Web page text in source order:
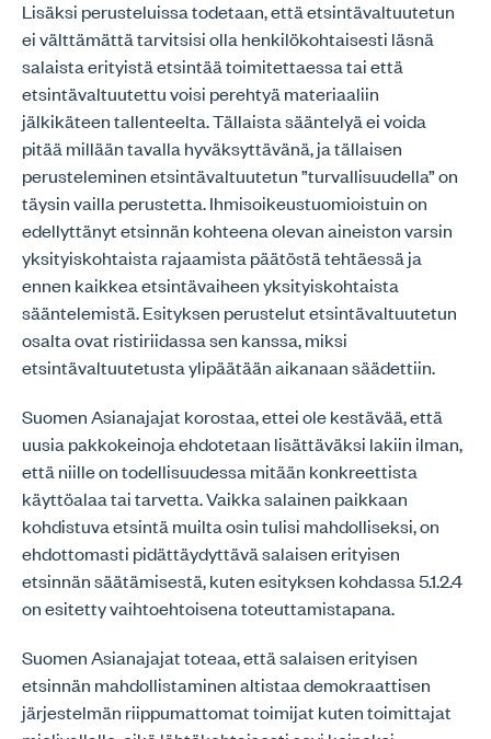
Lisäksi perusteluissa todetaan, että etsintävaltuutetun
ei välttämättä tarvitsisi olla henkilökohtaisesti läsnä
salaista erityistä etsintää toimitettaessa tai että
etsintävaltuutettu voisi perehtyä materiaaliin
jälkikäteen tallenteelta. Tällaista sääntelyä ei voida
pitää millään tavalla hyväksyttävänä, ja tällaisen
perusteleminen etsintävaltuutetun ”turvallisuudella” on
täysin vailla perustetta. Ihmisoikeustuomioistuin on
edellyttänyt etsinnän kohteena olevan aineiston varsin
yksityiskohtaista rajaamista päätöstä tehtäessä ja
ennen kaikkea etsintävaiheen yksityiskohtaista
sääntelemistä. Esityksen perustelut etsintävaltuutetun
osalta ovat ristiriidassa sen kanssa, miksi
etsintävaltuutetusta ylipäätään aikanaan säädettiin.
Suomen Asianajajat korostaa, ettei ole kestävää, että
uusia pakkokeinoja ehdotetaan lisättäväksi lakiin ilman,
että niille on todellisuudessa mitään konkreettista
käyttöalaa tai tarvetta. Vaikka salainen paikkaan
kohdistuva etsintä muilta osin tulisi mahdolliseksi, on
ehdottomasti pidättäydyttävä salaisen erityisen
etsinnän säätämisestä, kuten esityksen kohdassa 5.1.2.4
on esitetty vaihtoehtoisena toteuttamistapana.
Suomen Asianajajat toteaa, että salaisen erityisen
etsinnän mahdollistaminen altistaa demokraattisen
järjestelmän riippumattomat toimijat kuten toimittajat